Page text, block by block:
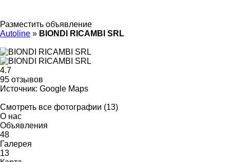
Разместить объявление
Autoline » BIONDI RICAMBI SRL
4.7
95 отзывов
Источник: Google Maps
Смотреть все фотографии (13)
О нас
Объявления
48
Галерея
13